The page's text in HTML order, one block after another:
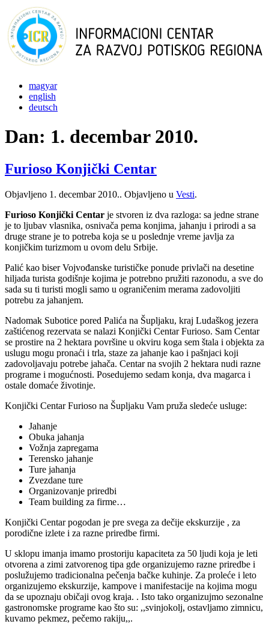
magyar
english
deutsch
Dan: 1. decembar 2010.
Furioso Konjički Centar
Objavljeno 1. decembar 2010.. Objavljeno u Vesti.
Furioso Konjički Centar je stvoren iz dva razloga: sa jedne strane
je to ljubav vlasnika, osnivača pema konjima, jahanju i prirodi a sa
druge strane je to potreba koja se u poslednje vreme javlja za
konjičkim turizmom u ovom delu Srbije.
Palić kao biser Vojvođanske turističke ponude privlači na desetine
hiljada turista godišnje kojima je potrebno pružiti razonodu, a sve do
sada su ti turisti mogli samo u ograničenim merama zadovoljiti
potrebu za jahanjem.
Nadomak Subotice pored Palića na Šupljaku, kraj Ludaškog jezera
zaštićenog rezervata se nalazi Konjički Centar Furioso. Sam Centar
se prostire na 2 hektara površine u okviru koga sem štala i objekta za
uslugu mogu pronaći i trla, staze za jahanje kao i pašnjaci koji
zadovoljavaju potrebe jahača. Centar na svojih 2 hektara nudi razne
programe i mogućnosti. Posedujemo sedam konja, dva magarca i
ostale domaće životinje.
Konjički Centar Furioso na Šupljaku Vam pruža sledeće usluge:
Jahanje
Obuka jahanja
Vožnja zapregama
Terensko jahanje
Ture jahanja
Zvezdane ture
Organizovanje priredbi
Team building za firme…
Konjički Centar pogodan je pre svega za dečije ekskurzije , za
porodične izlete i za razne priredbe firmi.
U sklopu imanja imamo prostoriju kapaciteta za 50 ljudi koja je leti
otvorena a zimi zatvorenog tipa gde organizujemo razne priredbe i
poslužujemo tradicionalna pečenja bačke kuhinje. Za proleće i leto
organizujemo ekskurzije, kampove i manifestacije na kojima mogu
da se upoznaju običaji ovog kraja. . Isto tako organizujmo sezonalne
gastronomske programe kao što su: ,,svinjokolj, ostavljamo zimnicu,
kuvamo pekmez, pečemo rakiju,,.